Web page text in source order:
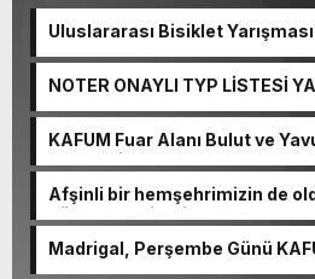
Uluslararası Bisiklet
NOTER ONAYLI TYP LİSTESİ
KAFUM Fuar Alanı Bulut ve
Şenlendi.
Afşinli bir hemşehrimizin de
güçlenerek ilerliyor.
Madrigal, Perşembe Günü